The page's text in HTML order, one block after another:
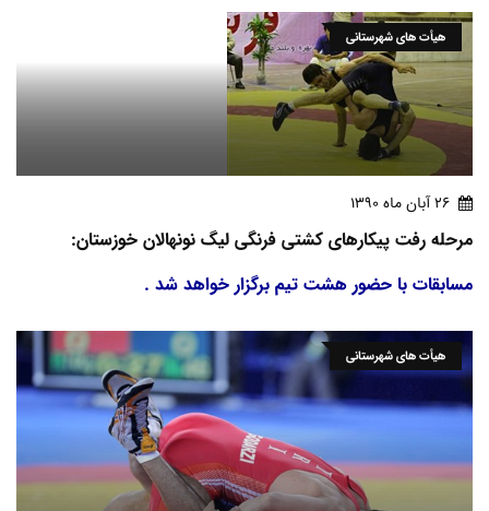
هیأت های شهرستانی
26 آبان ماه 1390
مرحله رفت پیکارهای کشتی فرنگی لیگ نونهالان خوزستان:
مسابقات با حضور هشت تیم برگزار خواهد شد .
هیأت های شهرستانی